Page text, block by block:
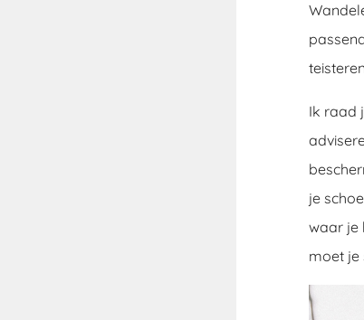
Ik raad
je
waar je
moet je